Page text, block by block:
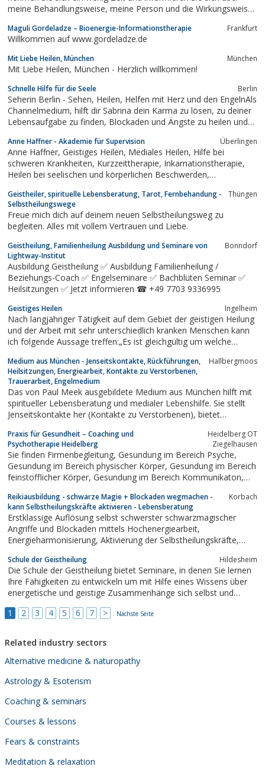
meine Behandlungsweise, meine Person und die Wirkungsweise
Leonhard Mandoki, Ulrichstr.29, 73033 Göppingen
Maguli Gordeladze – Bioenergie-Informationstherapie Frankfurt
Willkommen auf www.gordeladze.de
Mit Liebe Heilen, München München
Mit Liebe Heilen, München - Herzlich willkommen!
Schnelle Hilfe für die Seele Berlin
Seherin Berlin - Sehen, Heilen, Helfen mit Herz und den EngelnAls
Channelmedium, hilft dir Sabrina dein Karma zu lösen, zu deiner
Lebensaufgabe zu finden, Blockaden und Ängste zu heilen und
aufzunehmen. Ihre Gabe hat sie von klein auf an und auch bei
Fragen zu...
Anne Haffner - Akademie für Supervision Überlingen
Anne Haffner, Geistiges Heilen, Mediales Heilen, Hilfe bei
schweren Krankheiten, Kurzzeittherapie, Inkarnationstherapie,
Heilen bei seelischen und körperlichen Beschwerden,
Vorhersage,
Geistheiler, spirituelle Lebensberatung, Tarot, Fernbehandung -
Selbstheilungswege
Thüngen
Freue mich dich auf deinem neuen Selbstheilungsweg zu
begleiten. Alles mit vollem Vertrauen und Liebe.
Geistheilung, Familienheilung Ausbildung und Seminare von
Lightway-Institut
Bonndorf
Ausbildung Geistheilung ✅ Ausbildung Familienheilung /
Beziehungs-Coach ✅ Engelseminare ✅ Bachblüten Seminar ✅
Heilsitzungen ✅ Jetzt informieren ☎ +49 7703 9336995
Geistiges Heilen Ingelheim
Nach langjähriger Tätigkeit auf dem Gebiet der geistigen Heilung
und der Arbeit mit sehr unterschiedlich kranken Menschen kann
ich folgende Aussage treffen:„Es ist gleichgültig um welche
möglich.“Es gibt keine Krankheit, die Gott nicht heilen kann.
Medium aus München - Jenseitskontakte, Rückführungen,
Heilsitzungen, Energiearbeit, Kontakte zu Verstorbenen,
Trauerarbeit, Engelmedium
Hallbergmoos
Das von Paul Meek ausgebildete Medium aus München hilft mit
spiritueller Lebensberatung und medialer Lebenshilfe. Sie stellt
Jenseitskontakte her (Kontakte zu Verstorbenen), bietet
Channeln, Heilsitzungen (geistiges Heilen) und Auflösen
emotionaler und energetischer...
Praxis für Gesundheit – Coaching und
Psychotherapie Heidelberg
Heidelberg OT
Ziegelhausen
Sie finden Firmenbegleitung, Gesundung im Bereich Psyche,
Gesundung im Bereich physischer Körper, Gesundung im Bereich
feinstofflicher Körper, Gesundung im Bereich Kommunikaton,
Hochsensibilität, Einzelbergleitung, Paarbegleitung
Reikiausbildung - schwarze Magie + Blockaden wegmachen -
kann Selbstheilungskräfte aktivieren - Lebensberatung
Korbach
Erstklassige Auflösung selbst schwerster schwarzmagischer
Angriffe und Blockaden mittels Hochenergiearbeit,
Energieharmonisierung, Aktivierung der Selbstheilungskräfte,
Schule der Geistheilung Hildesheim
Die Schule der Geistheilung bietet Seminare, in denen Sie lernen
Ihre Fähigkeiten zu entwickeln um mit Hilfe eines Wissens über
energetische und geistige Zusammenhänge sich selbst und
1 2 3 4 5 6 7 > Nächste Seite
Related industry sectors
Alternative medicine & naturopathy
Astrology & Esoterism
Coaching & seminars
Courses & lessons
Fears & constraints
Meditation & relaxation